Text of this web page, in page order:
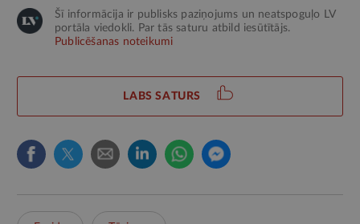
Šī informācija ir publisks paziņojums un neatspoguļo LV
portāla viedokli. Par tās saturu atbild iesūtītājs.
Publicēšanas noteikumi
LABS SATURS